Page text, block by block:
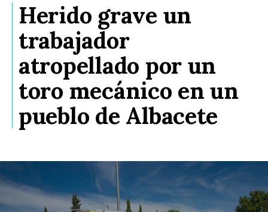
Herido grave un
trabajador
atropellado por un
toro mecánico en un
pueblo de Albacete